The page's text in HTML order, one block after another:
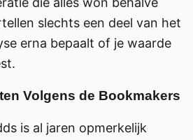
slechts een deel van het
erna bepaalt of je waarde
Volgens de Bookmakers
is al jaren opmerkelijk